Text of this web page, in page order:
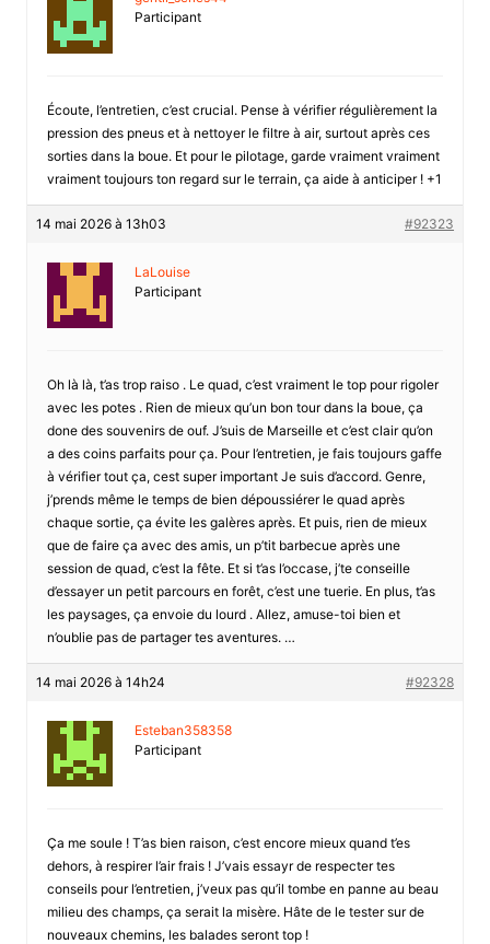
Participant
Écoute, l’entretien, c’est crucial. Pense à vérifier régulièrement la
pression des pneus et à nettoyer le filtre à air, surtout après ces
sorties dans la boue. Et pour le pilotage, garde vraiment vraiment
vraiment toujours ton regard sur le terrain, ça aide à anticiper ! +1
14 mai 2026 à 13h03 #92323
LaLouise
Participant
Oh là là, t’as trop raiso . Le quad, c’est vraiment le top pour rigoler
avec les potes . Rien de mieux qu’un bon tour dans la boue, ça
done des souvenirs de ouf. J’suis de Marseille et c’est clair qu’on
a des coins parfaits pour ça. Pour l’entretien, je fais toujours gaffe
à vérifier tout ça, cest super important Je suis d’accord. Genre,
j’prends même le temps de bien dépoussiérer le quad après
chaque sortie, ça évite les galères après. Et puis, rien de mieux
que de faire ça avec des amis, un p’tit barbecue après une
session de quad, c’est la fête. Et si t’as l’occase, j’te conseille
d’essayer un petit parcours en forêt, c’est une tuerie. En plus, t’as
les paysages, ça envoie du lourd . Allez, amuse-toi bien et
n’oublie pas de partager tes aventures. …
14 mai 2026 à 14h24 #92328
Esteban358358
Participant
Ça me soule ! T’as bien raison, c’est encore mieux quand t’es
dehors, à respirer l’air frais ! J’vais essayr de respecter tes
conseils pour l’entretien, j’veux pas qu’il tombe en panne au beau
milieu des champs, ça serait la misère. Hâte de le tester sur de
nouveaux chemins, les balades seront top !